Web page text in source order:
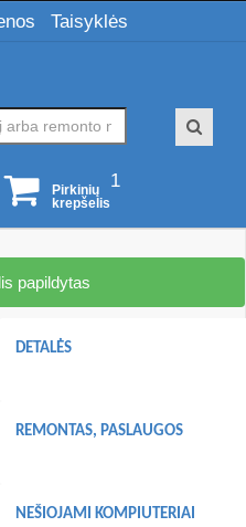
Taisyklės
1
Pirkinių
krepšelis
papildytas
DETALĖS
REMONTAS, PASLAUGOS
NEŠIOJAMI KOMPIUTERIAI